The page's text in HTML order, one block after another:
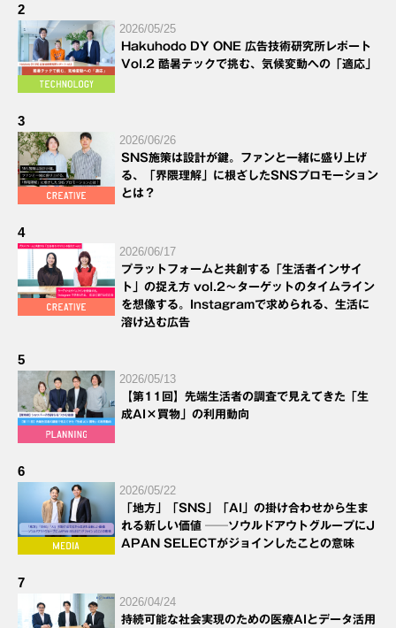
2
2026/05/25
Hakuhodo DY ONE 広告技術研究所レポート
Vol.2 酷暑テックで挑む、気候変動への「適応」
3
2026/06/26
SNS施策は設計が鍵。ファンと一緒に盛り上げ
る、「界隈理解」に根ざしたSNSプロモーション
とは？
4
2026/06/17
プラットフォームと共創する「生活者インサイ
ト」の捉え方 vol.2～ターゲットのタイムライン
を想像する。Instagramで求められる、生活に
溶け込む広告
5
2026/05/13
【第11回】先端生活者の調査で見えてきた「生
成AI×買物」の利用動向
6
2026/05/22
「地方」「SNS」「AI」の掛け合わせから生ま
れる新しい価値 ──ソウルドアウトグループにJ
APAN SELECTがジョインしたことの意味
7
2026/04/24
持続可能な社会実現のための医療AIとデータ活用